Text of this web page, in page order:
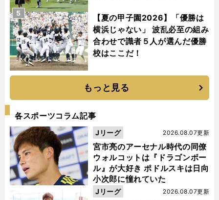
【夏の甲子園2026】「優勝は
横浜じゃない」 波乱必至の組み
合わせで識者５人が選んだ優勝
校はここだ！
5
もっと見る
各スポーツコラム記事
宮市亮のアーセナル時代の同僚
ウォルコットは『ドラゴンボー
ル』が大好き ポドルスキは日向
小次郎に憧れていた
2026.08.07更新
Jリーグ
2026.08.07更新
Jリーグ